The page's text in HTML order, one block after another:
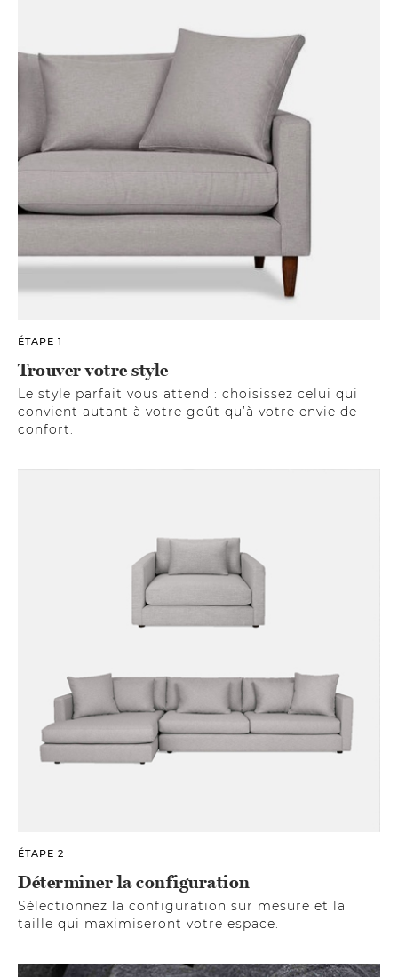
ÉTAPE 1
Trouver votre style
Le style parfait vous attend : choisissez celui qui
convient autant à votre goût qu’à votre envie de
confort.
ÉTAPE 2
Déterminer la configuration
Sélectionnez la configuration sur mesure et la
taille qui maximiseront votre espace.